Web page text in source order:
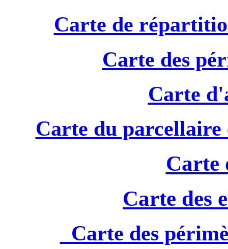
Carte de
Carte des
Carte
Carte du parcellaire
Carte
Carte des
Carte des